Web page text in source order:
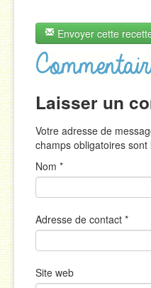
Envoyer cette
Laisser un
Votre adresse de
champs obligatoires
Nom *
Adresse de contact *
Site web